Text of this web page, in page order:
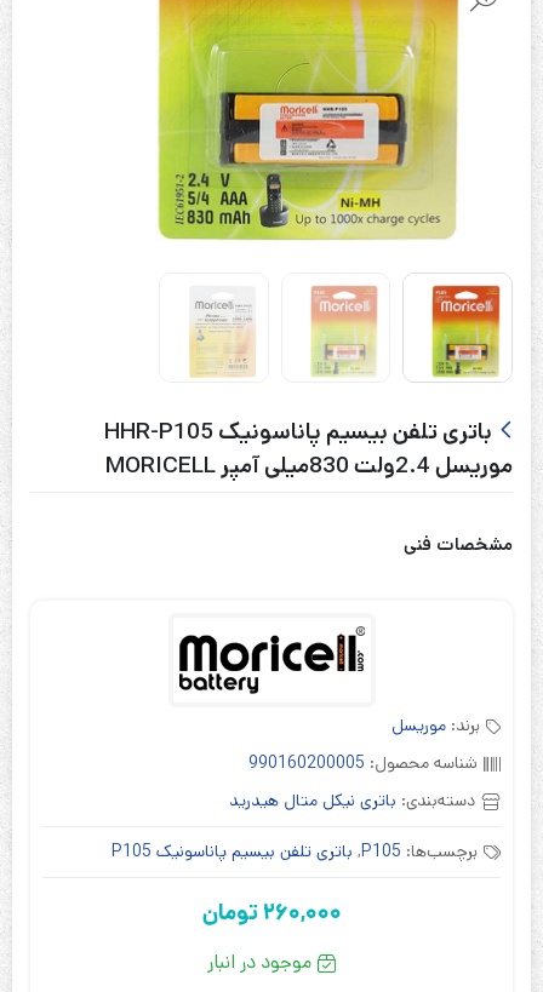
باتری تلفن بیسیم پاناسونیک HHR-P105
موریسل 2.4ولت 830میلی آمپر MORICELL
مشخصات فنی
برند: موریسل
شناسه محصول: 990160200005
دسته‌بندی: باتری نیکل متال هیدرید
برچسب‌ها: P105
, باتری تلفن بیسیم پاناسونیک P105
260,000 تومان
موجود در انبار